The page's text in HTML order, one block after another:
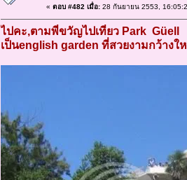
« ตอบ #482 เมื่อ:28 กันยายน 2553,
ไปคะ,ตามพี่ขวัญไปเที่ยว Park Güell
เป็นenglish garden ที่สวยงามกว้างใ